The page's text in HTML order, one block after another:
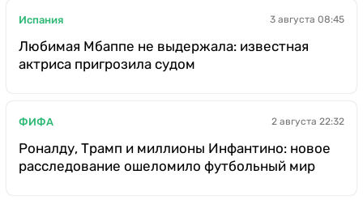
Испания 3 августа 08:45
Любимая Мбаппе не выдержала: известная
актриса пригрозила судом
ФИФА 2 августа 22:32
Роналду, Трамп и миллионы Инфантино: новое
расследование ошеломило футбольный мир